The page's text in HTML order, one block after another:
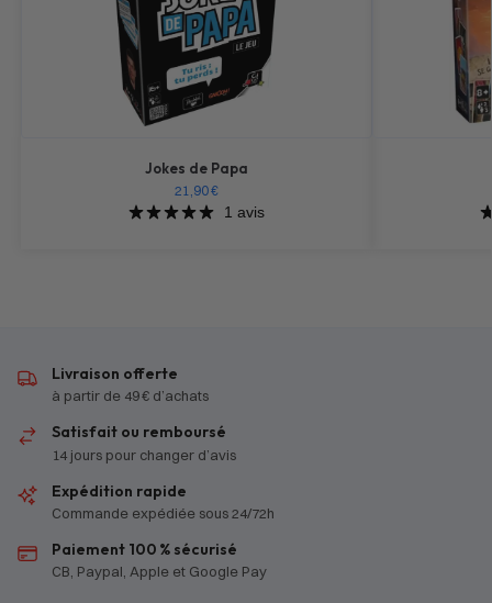
Jokes de Papa
21,90€
1 avis
Livraison offerte
à partir de 49 € d’achats
Satisfait ou remboursé
14 jours pour changer d’avis
Expédition rapide
Commande expédiée sous 24/72h
Paiement 100 % sécurisé
CB, Paypal, Apple et Google Pay